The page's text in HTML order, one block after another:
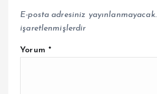
E-posta adresiniz yayınlanmayacak.
işaretlenmişlerdir
Yorum *